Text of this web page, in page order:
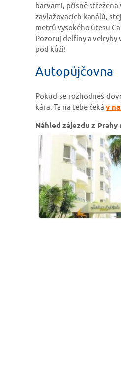
barvami, přísně
zavlažovacích kanálů,
metrů vysokého útesu
Pozoruj delfíny a velryby
pod kůži!
Autopůjčovna
Pokud se rozhodneš
kára. Ta na tebe čeká v
Náhled zájezdu z Prahy